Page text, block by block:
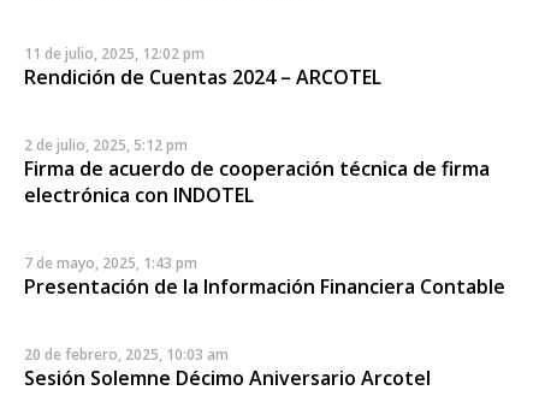
11 de julio, 2025, 12:02 pm
Rendición de Cuentas 2024 – ARCOTEL
2 de julio, 2025, 5:12 pm
Firma de acuerdo de cooperación técnica de firma
electrónica con INDOTEL
7 de mayo, 2025, 1:43 pm
Presentación de la Información Financiera Contable
20 de febrero, 2025, 10:03 am
Sesión Solemne Décimo Aniversario Arcotel